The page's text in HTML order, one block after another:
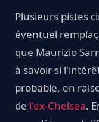
Plusieurs pistes
éventuel
que Maurizio
à savoir si
probable, en
de l'ex-Chelsea.